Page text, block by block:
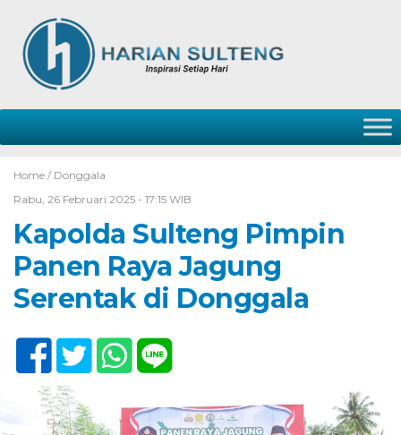
Home / Donggala
Rabu, 26 Februari 2025 - 17:15 WIB
Kapolda Sulteng Pimpin
Panen Raya Jagung
Serentak di Donggala